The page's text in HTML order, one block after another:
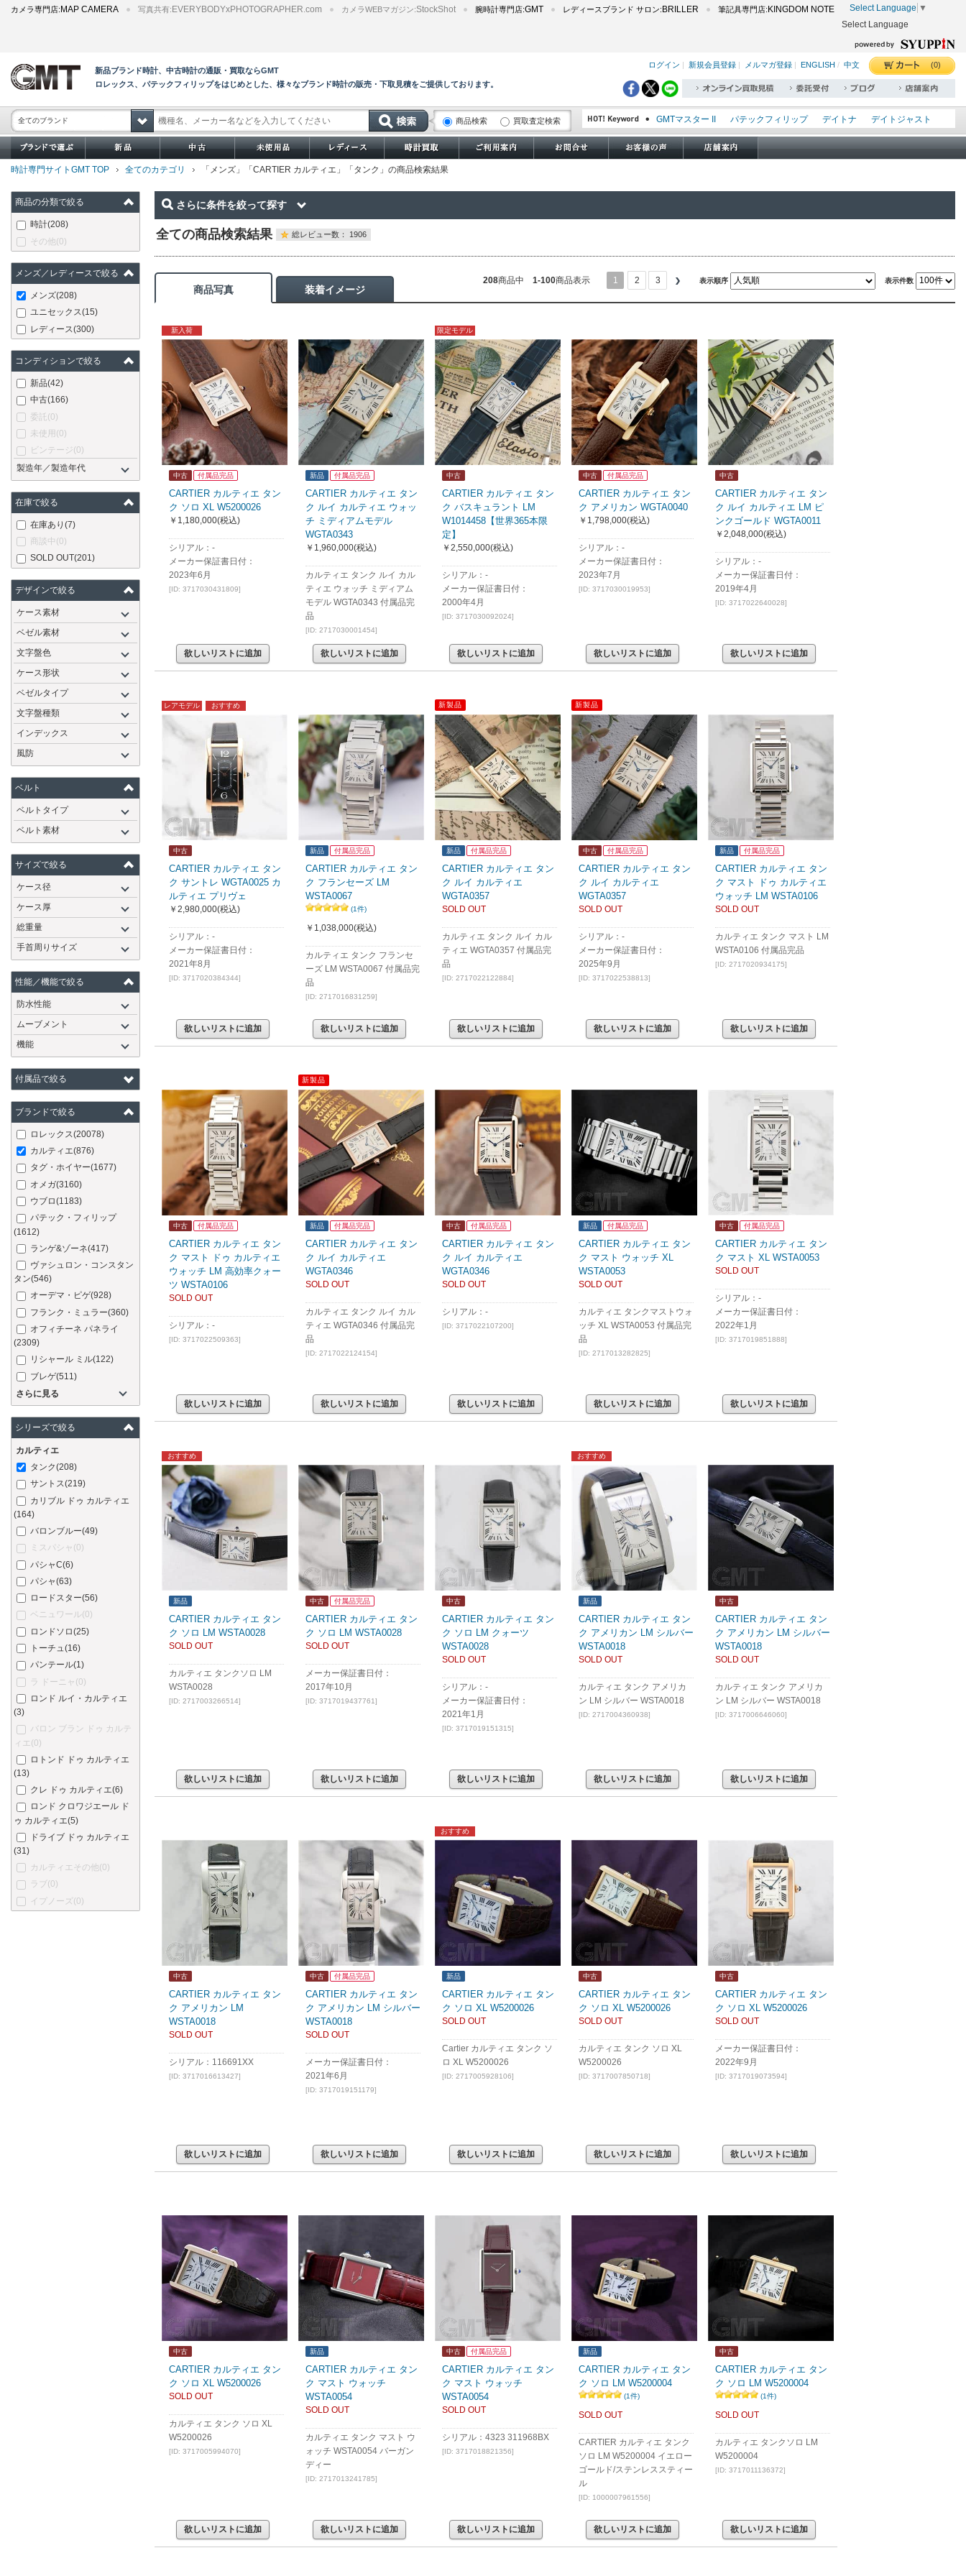
カメラ専門店: MAP CAMERA 写真共有: EVERYBODYxPHOTOGRAPHER.com カメラWEBマガジン:StockShot 腕時計専門店:GMT レディースブランド サロン: BRILLER 筆記具専門店: KINGDOM NOTE Select Language ▼
Select Language
新品ブランド時計、中古時計の通販・買取ならGMT
ロレックス、パテックフィリップをはじめとした、様々なブランド時計の販売・下取見積をご提供しております。
ログイン 新規会員登録 メルマガ登録 ENGLISH / 中文 (0)
全てのブランド 商品検索 買取査定検索 GMTマスター II パテックフィリップ デイトナ
デイトジャスト
エクスプローラー I
オイスターパーペチュアル
シードゥエラー
時計専門サイトGMT TOP
全てのカテゴリ 「メンズ」「CARTIER カルティエ」「タンク」の商品検索結果
商品の分類で絞る
時計(208)
その他(0)
メンズ／レディースで絞る
メンズ(208)
ユニセックス(15)
レディース(300)
コンディションで絞る
新品(42)
中古(166)
委託 (0)
未使用 (0)
ビンテージ(0)
製造年／製造年代
在庫で絞る
在庫あり (7)
商談中 (0)
SOLD OUT(201)
デザインで絞る
ケース素材
ベゼル素材
文字盤色
ケース形状
ベゼルタイプ
文字盤種類
インデックス
風防
ベルト
ベルトタイプ
ベルト素材
サイズで絞る
ケース径
ケース厚
総重量
手首周りサイズ
性能／機能で絞る
防水性能
ムーブメント
機能
付属品で絞る
ブランドで絞る
ロレックス(20078)
カルティエ(876)
タグ・ホイヤー(1677)
オメガ(3160)
ウブロ(1183)
パテック・フィリップ
(1612)
ランゲ&ゾーネ(417)
ヴァシュロン・コンスタン
タン(546)
オーデマ・ピゲ(928)
フランク・ミュラー(360)
オフィチーネ パネライ
(2309)
リシャール ミル(122)
ブレゲ(511)
さらに見る
シリーズで絞る
カルティエ
タンク(208)
サントス(219)
カリブル ドゥ カルティエ
(164)
バロンブルー(49)
ミスパシャ (0)
パシャC(6)
パシャ(63)
ロードスター(56)
ベニュワール(0)
ロンドソロ(25)
トーチュ(16)
パンテール(1)
ラ ドーニャ (0)
ロンド ルイ・カルティエ
(3)
バロン ブラン ドゥ カルテ
ィエ (0)
ロトンド ドゥ カルティエ
(13)
クレ ドゥ カルティエ(6)
ロンド クロワジエール ド
ゥ カルティエ(5)
ドライブ ドゥ カルティエ
(31)
カルティエその他(0)
ラブ(0)
イプノーズ(0)
さらに条件を絞って探す
全ての商品検索結果 総レビュー数： 1906
商品写真 装着イメージ
208商品中 1-100商品表示 1 2 3 表示順序 表示件数
中古 付属品完品
新入荷
CARTIER カルティエ タン
ク ソロ XL W5200026
￥1,180,000(税込)
シリアル：-
メーカー保証書日付：
2023年6月
[ID: 3717030431809]
欲しいリストに追加
新品 付属品完品
CARTIER カルティエ タン
ク ルイ カルティエ ウォッ
チ ミディアムモデル
WGTA0343
￥1,960,000(税込)
カルティエ タンク ルイ カル
ティエ ウォッチ ミディアム
モデル WGTA0343 付属品完
品
[ID: 2717030001454]
欲しいリストに追加
中古
限定モデル
CARTIER カルティエ タン
ク バスキュラント LM
W1014458【世界365本限
定】
￥2,550,000(税込)
シリアル：-
メーカー保証書日付：
2000年4月
[ID: 3717030092024]
欲しいリストに追加
中古 付属品完品
CARTIER カルティエ タン
ク アメリカン WGTA0040
￥1,798,000(税込)
シリアル：-
メーカー保証書日付：
2023年7月
[ID: 3717030019953]
欲しいリストに追加
中古
CARTIER カルティエ タン
ク ルイ カルティエ LM ピ
ンクゴールド WGTA0011
￥2,048,000(税込)
シリアル：-
メーカー保証書日付：
2019年4月
[ID: 3717022640028]
欲しいリストに追加
中古
レアモデル おすすめ
CARTIER カルティエ タン
ク サントレ WGTA0025 カ
ルティエ プリヴェ
￥2,980,000(税込)
シリアル：-
メーカー保証書日付：
2021年8月
[ID: 3717020384344]
欲しいリストに追加
新品 付属品完品
CARTIER カルティエ タン
ク フランセーズ LM
WSTA0067
(1件)
￥1,038,000(税込)
カルティエ タンク フランセ
ーズ LM WSTA0067 付属品完
品
[ID: 2717016831259]
欲しいリストに追加
新品 付属品完品
新製品
CARTIER カルティエ タン
ク ルイ カルティエ
WGTA0357
SOLD OUT
カルティエ タンク ルイ カル
ティエ WGTA0357 付属品完
品
[ID: 2717022122884]
欲しいリストに追加
中古 付属品完品
新製品
CARTIER カルティエ タン
ク ルイ カルティエ
WGTA0357
SOLD OUT
シリアル：-
メーカー保証書日付：
2025年9月
[ID: 3717022538813]
欲しいリストに追加
新品 付属品完品
CARTIER カルティエ タン
ク マスト ドゥ カルティエ
ウォッチ LM WSTA0106
SOLD OUT
カルティエ タンク マスト LM
WSTA0106 付属品完品
[ID: 2717020934175]
欲しいリストに追加
中古 付属品完品
CARTIER カルティエ タン
ク マスト ドゥ カルティエ
ウォッチ LM 高効率クォー
ツ WSTA0106
SOLD OUT
シリアル：-
[ID: 3717022509363]
欲しいリストに追加
新品 付属品完品
新製品
CARTIER カルティエ タン
ク ルイ カルティエ
WGTA0346
SOLD OUT
カルティエ タンク ルイ カル
ティエ WGTA0346 付属品完
品
[ID: 2717022124154]
欲しいリストに追加
中古 付属品完品
CARTIER カルティエ タン
ク ルイ カルティエ
WGTA0346
SOLD OUT
シリアル：-
[ID: 3717022107200]
欲しいリストに追加
新品 付属品完品
CARTIER カルティエ タン
ク マスト ウォッチ XL
WSTA0053
SOLD OUT
カルティエ タンクマストウォ
ッチ XL WSTA0053 付属品完
品
[ID: 2717013282825]
欲しいリストに追加
中古 付属品完品
CARTIER カルティエ タン
ク マスト XL WSTA0053
SOLD OUT
シリアル：-
メーカー保証書日付：
2022年1月
[ID: 3717019851888]
欲しいリストに追加
新品
おすすめ
CARTIER カルティエ タン
ク ソロ LM WSTA0028
SOLD OUT
カルティエ タンクソロ LM
WSTA0028
[ID: 2717003266514]
欲しいリストに追加
中古 付属品完品
CARTIER カルティエ タン
ク ソロ LM WSTA0028
SOLD OUT
メーカー保証書日付：
2017年10月
[ID: 3717019437761]
欲しいリストに追加
中古
CARTIER カルティエ タン
ク ソロ LM クォーツ
WSTA0028
SOLD OUT
シリアル：-
メーカー保証書日付：
2021年1月
[ID: 3717019151315]
欲しいリストに追加
新品
おすすめ
CARTIER カルティエ タン
ク アメリカン LM シルバー
WSTA0018
SOLD OUT
カルティエ タンク アメリカ
ン LM シルバー WSTA0018
[ID: 2717004360938]
欲しいリストに追加
中古
CARTIER カルティエ タン
ク アメリカン LM シルバー
WSTA0018
SOLD OUT
カルティエ タンク アメリカ
ン LM シルバー WSTA0018
[ID: 3717006646060]
欲しいリストに追加
中古
CARTIER カルティエ タン
ク アメリカン LM
WSTA0018
SOLD OUT
シリアル：116691XX
[ID: 3717016613427]
欲しいリストに追加
中古 付属品完品
CARTIER カルティエ タン
ク アメリカン LM シルバー
WSTA0018
SOLD OUT
メーカー保証書日付：
2021年6月
[ID: 3717019151179]
欲しいリストに追加
新品
おすすめ
CARTIER カルティエ タン
ク ソロ XL W5200026
SOLD OUT
Cartier カルティエ タンク ソ
ロ XL W5200026
[ID: 2717005928106]
欲しいリストに追加
中古
CARTIER カルティエ タン
ク ソロ XL W5200026
SOLD OUT
カルティエ タンク ソロ XL
W5200026
[ID: 3717007850718]
欲しいリストに追加
中古
CARTIER カルティエ タン
ク ソロ XL W5200026
SOLD OUT
メーカー保証書日付：
2022年9月
[ID: 3717019073594]
欲しいリストに追加
中古
CARTIER カルティエ タン
ク ソロ XL W5200026
SOLD OUT
カルティエ タンク ソロ XL
W5200026
[ID: 3717005994070]
欲しいリストに追加
新品
CARTIER カルティエ タン
ク マスト ウォッチ
WSTA0054
SOLD OUT
カルティエ タンク マスト ウ
ォッチ WSTA0054 バーガン
ディー
[ID: 2717013241785]
欲しいリストに追加
中古 付属品完品
CARTIER カルティエ タン
ク マスト ウォッチ
WSTA0054
SOLD OUT
シリアル：4323 311968BX
[ID: 3717018821356]
欲しいリストに追加
新品
CARTIER カルティエ タン
ク ソロ LM W5200004
(1件)
SOLD OUT
CARTIER カルティエ タンク
ソロ LM W5200004 イエロー
ゴールド/ステンレススティー
ル
[ID: 1000007961556]
欲しいリストに追加
中古
CARTIER カルティエ タン
ク ソロ LM W5200004
(1件)
SOLD OUT
カルティエ タンクソロ LM
W5200004
[ID: 3717011136372]
欲しいリストに追加